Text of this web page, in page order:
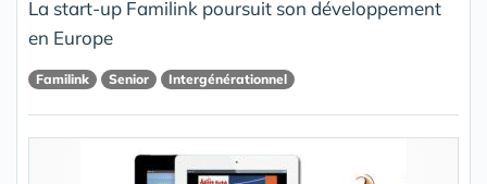
La start-up Familink poursuit son développement
en Europe
Familink Senior Intergénérationnel